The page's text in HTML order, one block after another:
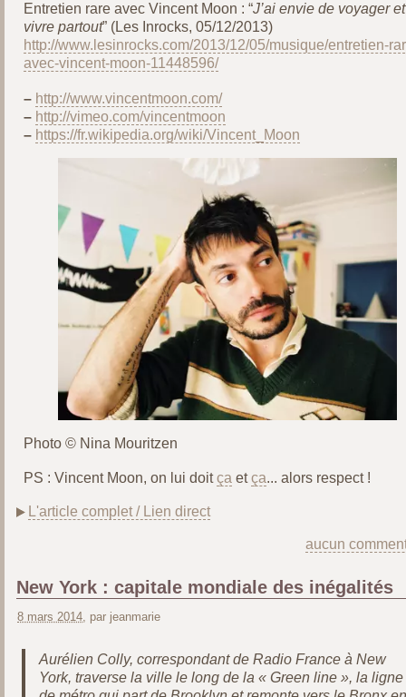
Entretien rare avec Vincent Moon : “J’ai envie de voyager
vivre partout” (Les Inrocks, 05/12/2013)
http://www.lesinrocks.com/2013/12/05/musique/entretien-
avec-vincent-moon-11448596/
– http://www.vincentmoon.com/
– http://vimeo.com/vincentmoon
– https://fr.wikipedia.org/wiki/Vincent_Moon
Photo © Nina Mouritzen
PS : Vincent Moon, on lui doitça etça... alors respect !
L'article complet / Lien direct
aucun
New York : capitale mondiale des inégalités
8 mars 2014 , par jeanmarie
Aurélien Colly, correspondant de Radio France à New
York, traverse la ville le long de la « Green line », la ligne